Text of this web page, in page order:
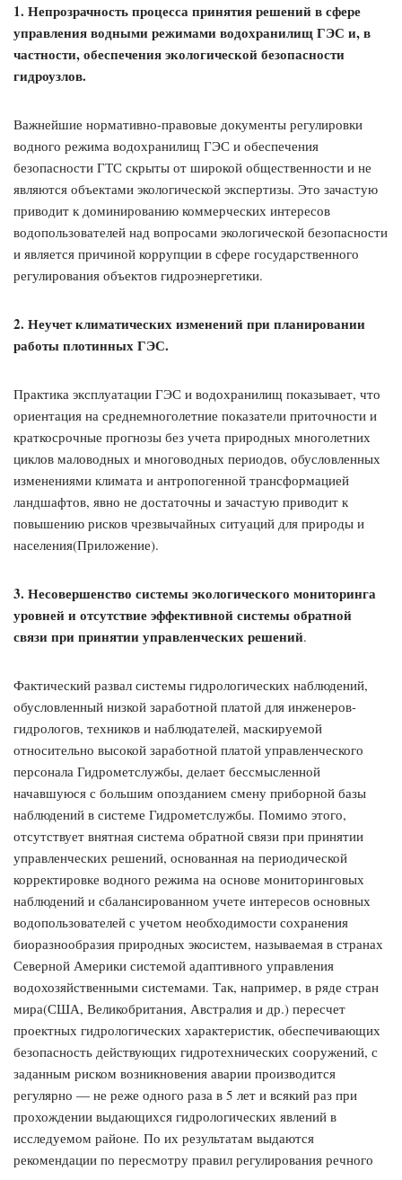
1. Непрозрачность процесса принятия решений в сфере
управления водными режимами водохранилищ ГЭС и, в
частности, обеспечения экологической безопасности
гидроузлов.
Важнейшие нормативно-правовые документы регулировки
водного режима водохранилищ ГЭС и обеспечения
безопасности ГТС скрыты от широкой общественности и не
являются объектами экологической экспертизы. Это зачастую
приводит к доминированию коммерческих интересов
водопользователей над вопросами экологической безопасности
и является причиной коррупции в сфере государственного
регулирования объектов гидроэнергетики.
2. Неучет климатических изменений при планировании
работы плотинных ГЭС.
Практика эксплуатации ГЭС и водохранилищ показывает, что
ориентация на среднемноголетние показатели приточности и
краткосрочные прогнозы без учета природных многолетних
циклов маловодных и многоводных периодов, обусловленных
изменениями климата и антропогенной трансформацией
ландшафтов, явно не достаточны и зачастую приводит к
повышению рисков чрезвычайных ситуаций для природы и
населения(Приложение).
3. Несовершенство системы экологического мониторинга
уровней и отсутствие эффективной системы обратной
связи при принятии управленческих решений.
Фактический развал системы гидрологических наблюдений,
обусловленный низкой заработной платой для инженеров-
гидрологов, техников и наблюдателей, маскируемой
относительно высокой заработной платой управленческого
персонала Гидрометслужбы, делает бессмысленной
начавшуюся с большим опозданием смену приборной базы
наблюдений в системе Гидрометслужбы. Помимо этого,
отсутствует внятная система обратной связи при принятии
управленческих решений, основанная на периодической
корректировке водного режима на основе мониторинговых
наблюдений и сбалансированном учете интересов основных
водопользователей с учетом необходимости сохранения
биоразнообразия природных экосистем, называемая в странах
Северной Америки системой адаптивного управления
водохозяйственными системами. Так, например, в ряде стран
мира(США, Великобритания, Австралия и др.) пересчет
проектных гидрологических характеристик, обеспечивающих
безопасность действующих гидротехнических сооруже­ний, с
заданным риском возникновения аварии производится
регулярно — не реже одного раза в 5 лет и всякий раз при
прохождении выдающихся гидрологических явлений в
исследуемом районе. По их результатам выдаются
рекомендации по пересмотру правил регулирова­ния речного